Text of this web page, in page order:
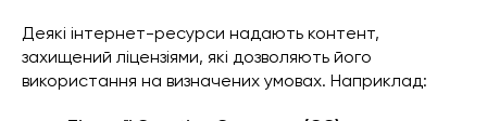
Деякі інтернет-ресурси надають контент,
захищений ліцензіями, які дозволяють його
використання на визначених умовах. Наприклад: